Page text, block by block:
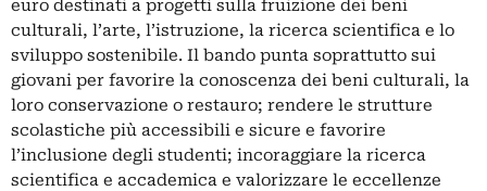
euro destinati a progetti sulla fruizione dei beni
culturali, l’arte, l’istruzione, la ricerca scientifica e lo
sviluppo sostenibile. Il bando punta soprattutto sui
giovani per favorire la conoscenza dei beni culturali, la
loro conservazione o restauro; rendere le strutture
scolastiche più accessibili e sicure e favorire
l’inclusione degli studenti; incoraggiare la ricerca
scientifica e accademica e valorizzare le eccellenze